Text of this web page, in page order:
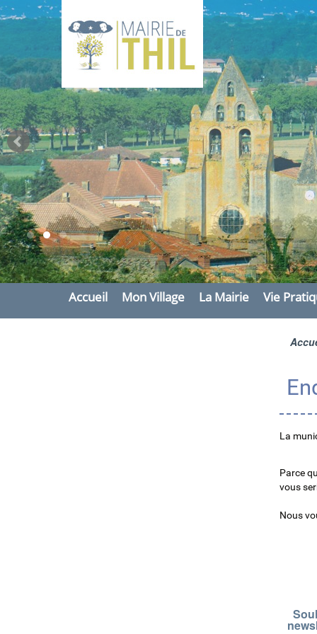
Thil
site officiel
Accueil Mon Village La Mairie Vie
La
Parce
vous
Nous